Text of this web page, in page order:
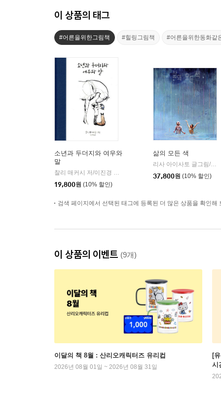
이 상품의 태그
#어른을위한그림책 #힐링그림책 #어른을위한동화같
소년과 두더지와 여우와
말
찰리 매커시 저/이진경 역
19,800원 (10% 할인)
삶의 모든 색
리사 아이사토 글그림/김지은 역
37,800원 (10% 할인)
검색 페이지에서 선택된 태그에 등록된 더 많은 상품을 확인해
이 상품의 이벤트 (9개)
이달의 책 8월 : 산리오캐릭터즈 유리컵
2026년 08월 01일 ~ 2026년 08월 31일
[
시